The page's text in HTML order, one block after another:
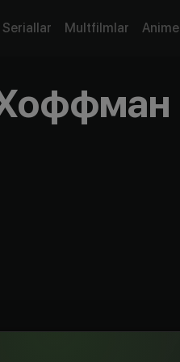
Seriallar Multfilmlar Anime